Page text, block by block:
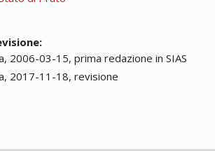
2006-03-15, prima redazione in SIAS
2017-11-18, revisione